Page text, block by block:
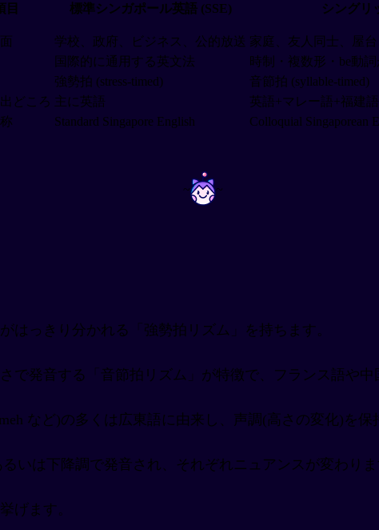
目 標準シンガポール英語 (SSE) シングリ
学校、政府、ビジネス、公的放送 家庭、友人同士、屋
国際的に通用する英文法
時制・複数形・be動
強勢拍 (stress-timed)
音節拍 (syllable-timed)
どころ 主に英語
英語+マレー語+福建
Standard Singapore English Colloquial Singaporean
~ ~
はっきり分かれる「強勢拍リズム」を持ちます。
で発音する「音節拍リズム」が特徴で、フランス語や中
など)の多くは広東語に由来し、声調(高さの変化)を
いは下降調で発音され、それぞれニュアンスが変わりま
げます。